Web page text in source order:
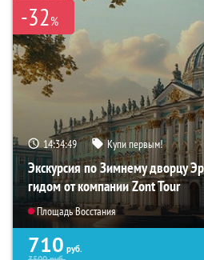
-32%
14:34:48 Купи первым!
Экскурсия по Зимнему дворцу
гидом от компании Zont Tour
Площадь Восстания
710 руб.